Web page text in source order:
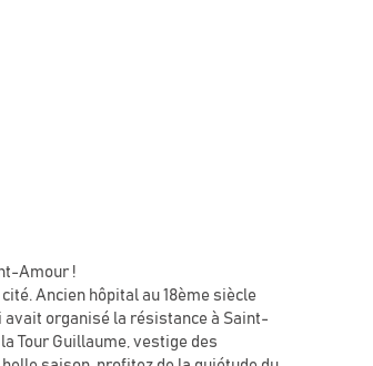
Amour !
Ancien hôpital au 18ème siècle
avait organisé la résistance à Saint-
Tour Guillaume, vestige des